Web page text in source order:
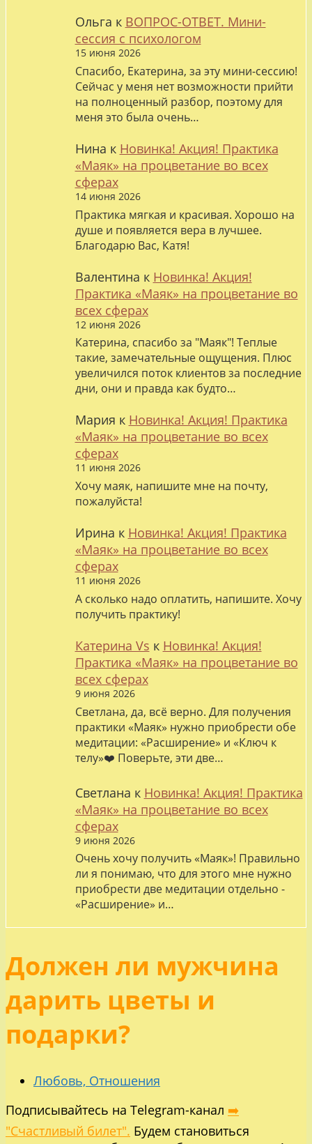
Ольга к ВОПРОС-ОТВЕТ. Мини-
сессия с психологом
15 июня 2026
Спасибо, Екатерина, за эту мини-сессию!
Сейчас у меня нет возможности прийти
на полноценный разбор, поэтому для
меня это была очень…
Нина к Новинка! Акция! Практика
«Маяк» на процветание во всех
сферах
14 июня 2026
Практика мягкая и красивая. Хорошо на
душе и появляется вера в лучшее.
Благодарю Вас, Катя!
Валентина к Новинка! Акция!
Практика «Маяк» на процветание во
всех сферах
12 июня 2026
Катерина, спасибо за "Маяк"! Теплые
такие, замечательные ощущения. Плюс
увеличился поток клиентов за последние
дни, они и правда как будто…
Мария к Новинка! Акция! Практика
«Маяк» на процветание во всех
сферах
11 июня 2026
Хочу маяк, напишите мне на почту,
пожалуйста!
Ирина к Новинка! Акция! Практика
«Маяк» на процветание во всех
сферах
11 июня 2026
А сколько надо оплатить, напишите. Хочу
получить практику!
Катерина Vs к Новинка! Акция!
Практика «Маяк» на процветание во
всех сферах
9 июня 2026
Светлана, да, всё верно. Для получения
практики «Маяк» нужно приобрести обе
медитации: «Расширение» и «Ключ к
телу»❤️ Поверьте, эти две…
Светлана к Новинка! Акция! Практика
«Маяк» на процветание во всех
сферах
9 июня 2026
Очень хочу получить «Маяк»! Правильно
ли я понимаю, что для этого мне нужно
приобрести две медитации отдельно -
«Расширение» и…
Должен ли мужчина
дарить цветы и
подарки?
Любовь, Отношения
Подписывайтесь на Telegram-канал ➡️
"Счастливый билет". Будем становиться